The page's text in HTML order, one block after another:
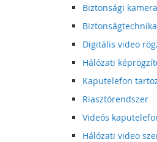
Biztonsági
Digitális video
Hálózati
Kaputelefon
Riasztórendszer
Videós
Hálózati video